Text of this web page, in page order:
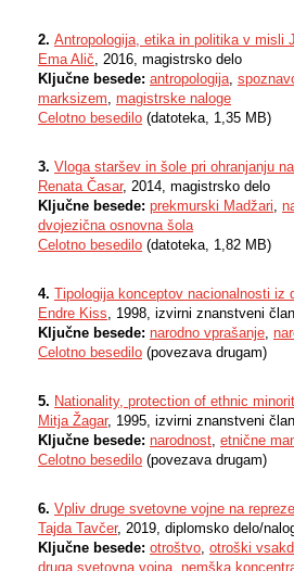
2. Antropologija, etika in politika v misli
Ema Alič, 2016, magistrsko delo
Ključne besede: antropologija,
marksizem, magistrske naloge
Celotno besedilo (datoteka, 1,35 MB)
3. Vloga staršev in šole pri ohranjanju
Renata Časar, 2014, magistrsko delo
Ključne besede: prekmurski Madžari,
dvojezična osnovna šola
Celotno besedilo (datoteka, 1,82 MB)
4. Tipologija konceptov nacionalnosti iz
Endre Kiss, 1998, izvirni znanstveni
Ključne besede: narodno vprašanje,
Celotno besedilo (povezava drugam)
5. Nationality, protection of ethnic
Mitja Žagar, 1995, izvirni znanstveni
Ključne besede: narodnost, etnične
Celotno besedilo (povezava drugam)
6. Vpliv druge svetovne vojne na
Tajda Tavčer, 2019, diplomsko delo/
Ključne besede: otroštvo, otroški
druga svetovna vojna, nemška